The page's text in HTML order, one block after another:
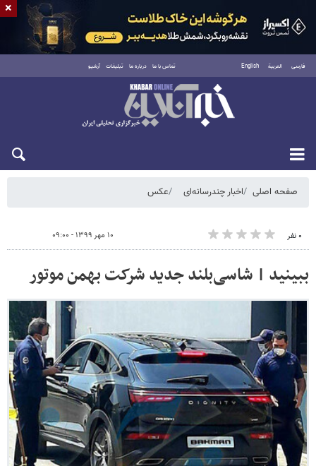
فارسی العربية English تماس با ما درباره ما تبلیغات آرشیو
شنبه ۱۷ مرداد ۱۴۰۵
صفحه اصلی اخبار چندرسانه‌ای عکس
۰ نفر ۱۰ مهر ۱۳۹۹ - ۰۹:۰۰
ببینید | شاسی‌بلند جدید شرکت بهمن موتور
×